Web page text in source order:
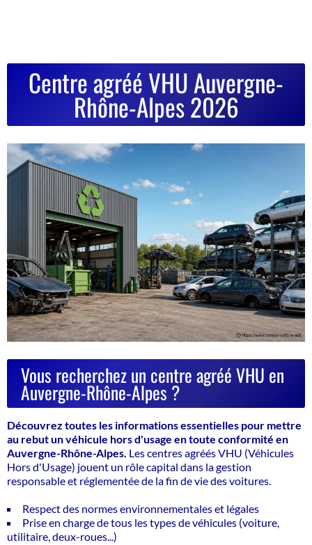
Centre agréé VHU Auvergne-
Rhône-Alpes 2026
Vous recherchez un centre agréé VHU en
Auvergne-Rhône-Alpes ?
Découvrez toutes les informations essentielles pour mettre
au rebut un véhicule hors d'usage en toute conformité en
Auvergne-Rhône-Alpes. Les centres agréés VHU (Véhicules
Hors d'Usage) jouent un rôle capital dans la gestion
responsable et réglementée de la fin de vie des voitures.
Respect des normes environnementales et légales
Prise en charge de tous les types de véhicules (voiture,
utilitaire, deux-roues...)